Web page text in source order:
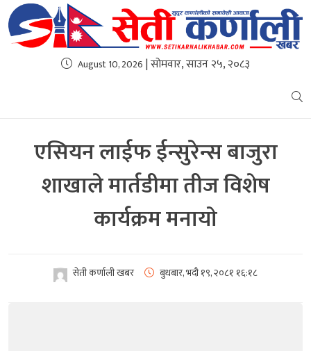
August 10, 2026 | सोमवार, साउन २५, २०८३
एसियन लाईफ ईन्सुरेन्स बाजुरा
शाखाले मार्तडीमा तीज विशेष
कार्यक्रम मनायाे
सेती कर्णाली खबर बुधबार, भदौ १९, २०८१ १६:१८